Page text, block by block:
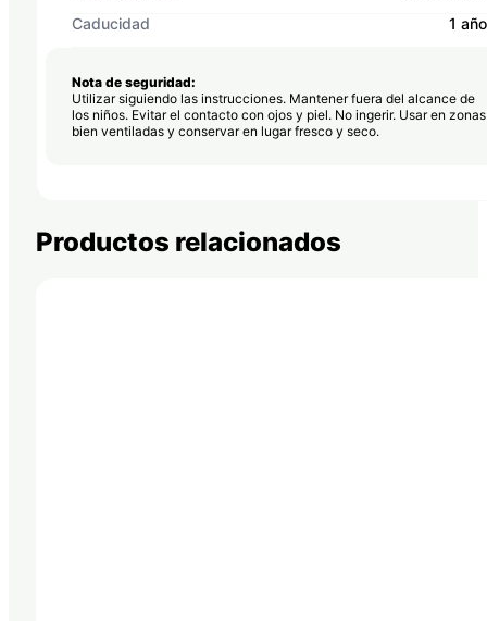
Caducidad
1 año
Nota de seguridad:
Utilizar siguiendo las instrucciones. Mantener fuera del alcance de
los niños. Evitar el contacto con ojos y piel. No ingerir. Usar en zonas
bien ventiladas y conservar en lugar fresco y seco.
Productos relacionados